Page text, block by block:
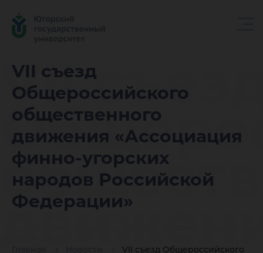
VII съезд
Общероссийского
общественного
движения «Ассоциация
финно-угорских
народов Российской
Федерации»
VII съезд Общероссийского
VII